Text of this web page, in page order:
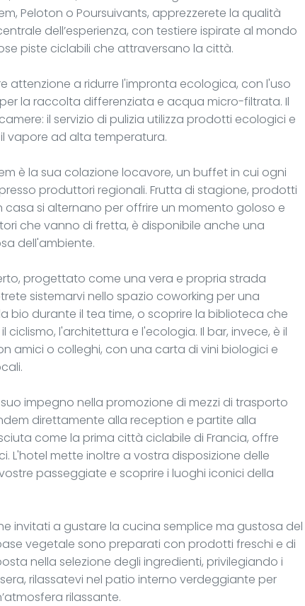
Peloton o Poursuivants, apprezzerete la qualità
dell’esperienza, con testiere ispirate al mondo
piste ciclabili che attraversano la città.
attenzione a ridurre l'impronta ecologica, con l'uso
la raccolta differenziata e acqua micro-filtrata. Il
il servizio di pulizia utilizza prodotti ecologici e
vapore ad alta temperatura.
è la sua colazione locavore, un buffet in cui ogni
produttori regionali. Frutta di stagione, prodotti
si alternano per offrire un momento goloso e
che vanno di fretta, è disponibile anche una
dell'ambiente.
progettato come una vera e propria strada
sistemarvi nello spazio coworking per una
bio durante il tea time, o scoprire la biblioteca che
ciclismo, l'architettura e l'ecologia. Il bar, invece, è il
amici o colleghi, con una carta di vini biologici e
impegno nella promozione di mezzi di trasporto
direttamente alla reception e partite alla
come la prima città ciclabile di Francia, offre
L'hotel mette inoltre a vostra disposizione delle
passeggiate e scoprire i luoghi iconici della
invitati a gustare la cucina semplice ma gustosa del
vegetale sono preparati con prodotti freschi e di
nella selezione degli ingredienti, privilegiando i
rilassatevi nel patio interno verdeggiante per
rilassante.